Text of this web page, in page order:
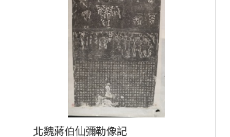
北魏蔣伯仙彌勒像記